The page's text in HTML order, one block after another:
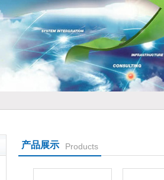
有限公司
产品展示 Products